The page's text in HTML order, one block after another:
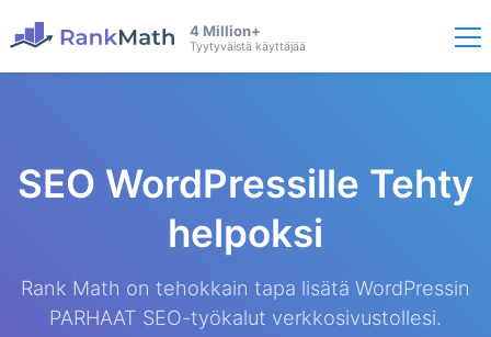
4 Million+
Tyytyväistä käyttäjää
SEO WordPressille Tehty
helpoksi
Rank Math on tehokkain tapa lisätä WordPressin
PARHAAT SEO-työkalut verkkosivustollesi.